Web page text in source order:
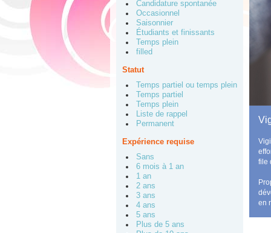
Candidature spontanée
Occasionnel
Saisonnier
Étudiants et finissants
Temps plein
filled
Statut
Temps partiel ou temps plein
Temps partiel
Temps plein
Liste de rappel
Permanent
Expérience requise
Sans
6 mois à 1 an
1 an
2 ans
3 ans
4 ans
5 ans
Plus de 5 ans
file
en